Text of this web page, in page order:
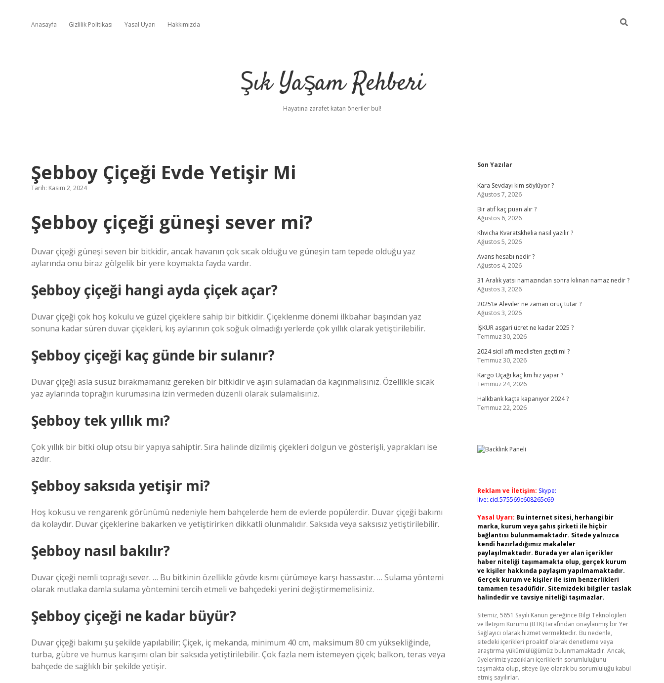
Anasayfa Gizlilik Politikası Yasal Uyarı Hakkımızda
Şık Yaşam Rehberi
Hayatına zarafet katan öneriler bul!
Şebboy Çiçeği Evde Yetişir Mi
Tarih: Kasım 2, 2024
Şebboy çiçeği güneşi sever mi?
Duvar çiçeği güneşi seven bir bitkidir, ancak havanın çok sıcak olduğu ve güneşin tam tepede olduğu yaz
aylarında onu biraz gölgelik bir yere koymakta fayda vardır.
Şebboy çiçeği hangi ayda çiçek açar?
Duvar çiçeği çok hoş kokulu ve güzel çiçeklere sahip bir bitkidir. Çiçeklenme dönemi ilkbahar başından yaz
sonuna kadar süren duvar çiçekleri, kış aylarının çok soğuk olmadığı yerlerde çok yıllık olarak yetiştirilebilir.
Şebboy çiçeği kaç günde bir sulanır?
Duvar çiçeği asla susuz bırakmamanız gereken bir bitkidir ve aşırı sulamadan da kaçınmalısınız. Özellikle sıcak
yaz aylarında toprağın kurumasına izin vermeden düzenli olarak sulamalısınız.
Şebboy tek yıllık mı?
Çok yıllık bir bitki olup otsu bir yapıya sahiptir. Sıra halinde dizilmiş çiçekleri dolgun ve gösterişli, yaprakları ise
azdır.
Şebboy saksıda yetişir mi?
Hoş kokusu ve rengarenk görünümü nedeniyle hem bahçelerde hem de evlerde popülerdir. Duvar çiçeği bakımı
da kolaydır. Duvar çiçeklerine bakarken ve yetiştirirken dikkatli olunmalıdır. Saksıda veya saksısız yetiştirilebilir.
Şebboy nasıl bakılır?
Duvar çiçeği nemli toprağı sever. … Bu bitkinin özellikle gövde kısmı çürümeye karşı hassastır. … Sulama yöntemi
olarak mutlaka damla sulama yöntemini tercih etmeli ve bahçedeki yerini değiştirmemelisiniz.
Şebboy çiçeği ne kadar büyür?
Duvar çiçeği bakımı şu şekilde yapılabilir; Çiçek, iç mekanda, minimum 40 cm, maksimum 80 cm yüksekliğinde,
turba, gübre ve humus karışımı olan bir saksıda yetiştirilebilir. Çok fazla nem istemeyen çiçek; balkon, teras veya
bahçede de sağlıklı bir şekilde yetişir.
Sidebar
Son Yazılar
Kara Sevdayı kim söylüyor ?
Ağustos 7, 2026
Bir atıf kaç puan alır ?
Ağustos 6, 2026
Khvicha Kvaratskhelia nasıl yazılır ?
Ağustos 5, 2026
Avans hesabı nedir ?
Ağustos 4, 2026
31 Aralık yatsı namazından sonra kılınan namaz nedir ?
Ağustos 3, 2026
2025’te Aleviler ne zaman oruç tutar ?
Ağustos 3, 2026
İŞKUR asgari ücret ne kadar 2025 ?
Temmuz 30, 2026
2024 sicil affı meclis’ten geçti mi ?
Temmuz 30, 2026
Kargo Uçağı kaç km hız yapar ?
Temmuz 24, 2026
Halkbank kaçta kapanıyor 2024 ?
Temmuz 22, 2026
Reklam ve İletişim: Skype:
live:.cid.575569c608265c69
Yasal Uyarı: Bu internet sitesi, herhangi bir
marka, kurum veya şahıs şirketi ile hiçbir
bağlantısı bulunmamaktadır. Sitede yalnızca
kendi hazırladığımız makaleler
paylaşılmaktadır. Burada yer alan içerikler
haber niteliği taşımamakta olup, gerçek kurum
ve kişiler hakkında paylaşım yapılmamaktadır.
Gerçek kurum ve kişiler ile isim benzerlikleri
tamamen tesadüfidir. Sitemizdeki bilgiler taslak
halindedir ve tavsiye niteliği taşımazlar.
Sitemiz, 5651 Sayılı Kanun gereğince Bilgi Teknolojileri
ve İletişim Kurumu (BTK) tarafından onaylanmış bir Yer
Sağlayıcı olarak hizmet vermektedir. Bu nedenle,
sitedeki içerikleri proaktif olarak denetleme veya
araştırma yükümlülüğümüz bulunmamaktadır. Ancak,
üyelerimiz yazdıkları içeriklerin sorumluluğunu
taşımakta olup, siteye üye olarak bu sorumluluğu kabul
etmiş sayılırlar.